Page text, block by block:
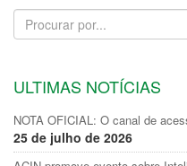
ULTIMAS NOTÍCIAS
NOTA OFICIAL: O canal de
25 de julho de 2026